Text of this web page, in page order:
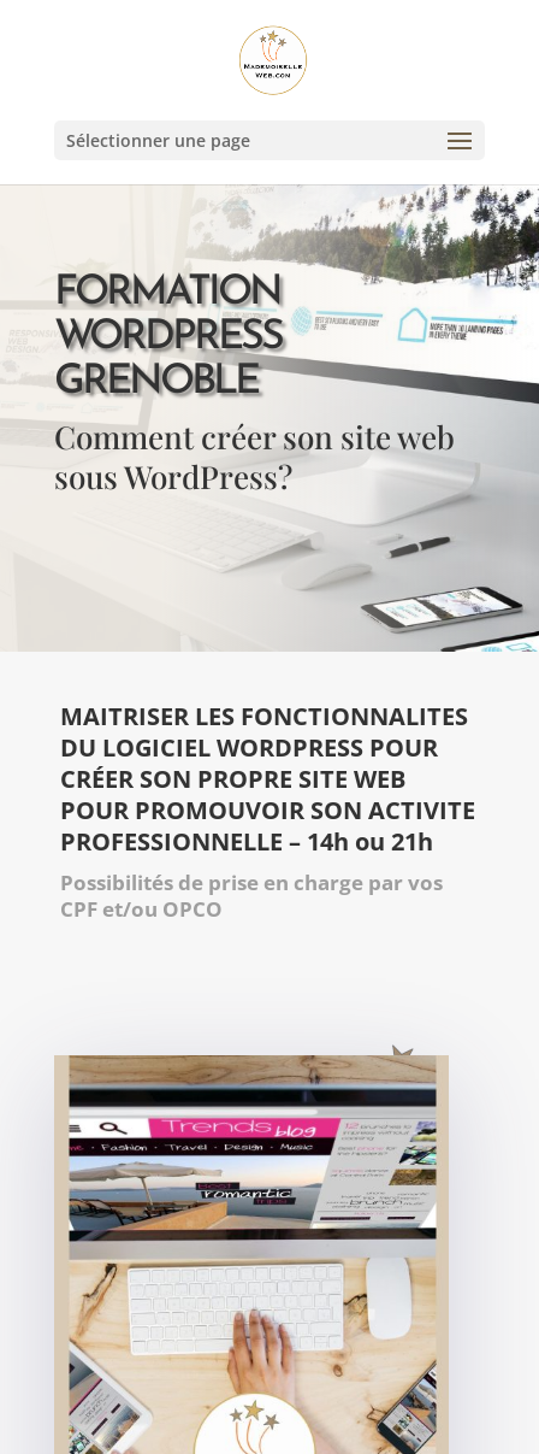
Sélectionner une page
FORMATION
WORDPRESS
GRENOBLE
Comment créer son site web
sous WordPress?
MAITRISER LES FONCTIONNALITES
DU LOGICIEL WORDPRESS POUR
CRÉER SON PROPRE SITE WEB
POUR PROMOUVOIR SON ACTIVITE
PROFESSIONNELLE – 14h ou 21h
Possibilités de prise en charge par vos
CPF et/ou OPCO